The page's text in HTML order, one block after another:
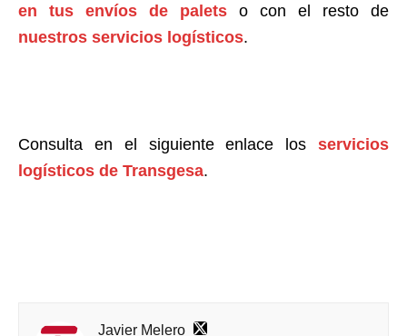
en tus envíos de palets o con el resto de
nuestros servicios logísticos.
Consulta en el siguiente enlace los servicios
logísticos de Transgesa.
Javier Melero